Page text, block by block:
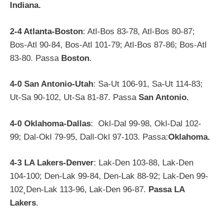
Indiana.
2-4 Atlanta-Boston: Atl-Bos 83-78, Atl-Bos 80-87;
Bos-Atl 90-84, Bos-Atl 101-79; Atl-Bos 87-86; Bos-Atl
83-80. Passa Boston.
4-0 San Antonio-Utah: Sa-Ut 106-91, Sa-Ut 114-83;
Ut-Sa 90-102, Ut-Sa 81-87. Passa San Antonio.
4-0 Oklahoma-Dallas: Okl-Dal 99-98, Okl-Dal 102-
99; Dal-Okl 79-95, Dall-Okl 97-103. Passa:Oklahoma.
4-3 LA Lakers-Denver: Lak-Den 103-88, Lak-Den
104-100; Den-Lak 99-84, Den-Lak 88-92; Lak-Den 99-
102¸Den-Lak 113-96, Lak-Den 96-87. Passa LA
Lakers.